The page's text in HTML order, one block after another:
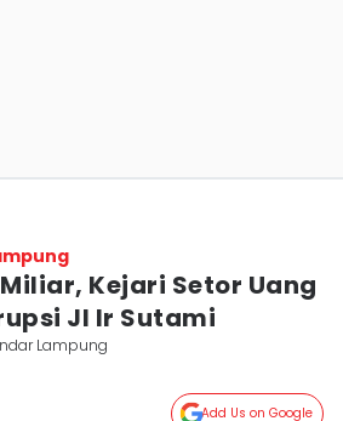
Kejari Setor Uang
Jl Ir Sutami
Lampung
Add Us on Google